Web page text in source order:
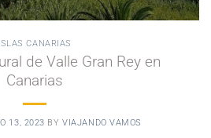
ISLAS CANARIAS
de Valle Gran Rey en
Canarias
13, 2023 BYVIAJANDO VAMOS